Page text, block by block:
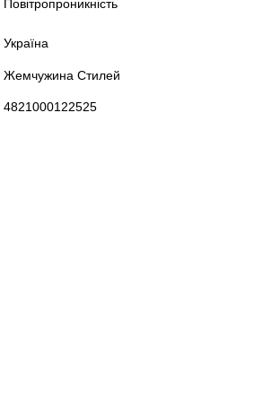
Повітропроникність
Україна
Жемчужина Стилей
4821000122525